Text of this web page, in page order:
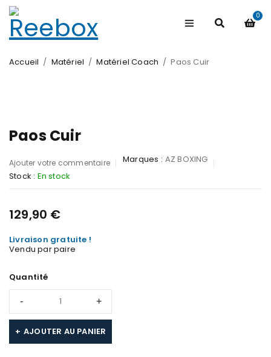
0
Accueil / Matériel / Matériel Coach / Paos Cuir
Paos Cuir
Ajouter votre commentaire Marques : AZ BOXING
Stock : En stock
129,90 €
Livraison gratuite !
Vendu par paire
Quantité
AJOUTER AU PANIER